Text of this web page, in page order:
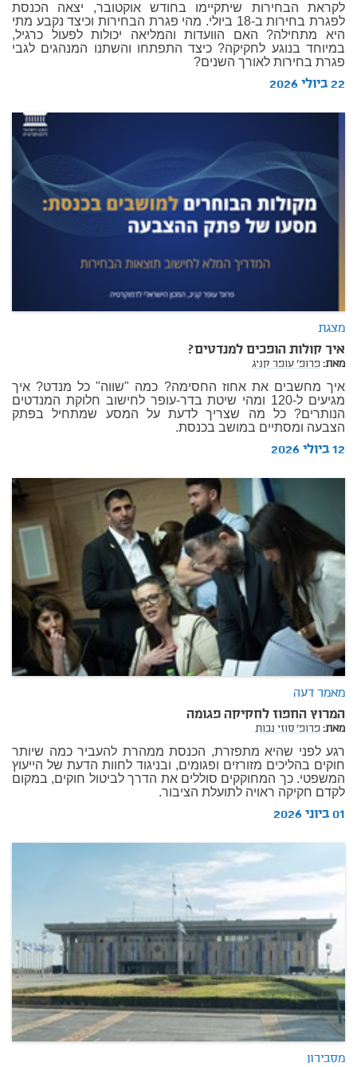
לקראת הבחירות שיתקיימו בחודש אוקטובר, יצאה הכנסת
לפגרת בחירות ב-18 ביולי. מהי פגרת הבחירות וכיצד נקבע מתי
היא מתחילה? האם הוועדות והמליאה יכולות לפעול כרגיל,
במיוחד בנוגע לחקיקה? כיצד התפתחו והשתנו המנהגים לגבי
פגרת בחירות לאורך השנים?
22 ביולי 2026
מצגת
איך קולות הופכים למנדטים?
מאת:פרופ' עופר קניג
איך מחשבים את אחוז החסימה? כמה "שווה" כל מנדט? איך
מגיעים ל-120 ומהי שיטת בדר-עופר לחישוב חלוקת המנדטים
הנותרים? כל מה שצריך לדעת על המסע שמתחיל בפתק
הצבעה ומסתיים במושב בכנסת.
12 ביולי 2026
מאמר דעה
המרוץ החפוז לחקיקה פגומה
מאת:פרופ' סוזי נבות
רגע לפני שהיא מתפזרת, הכנסת ממהרת להעביר כמה שיותר
חוקים בהליכים מזורזים ופגומים, ובניגוד לחוות הדעת של הייעוץ
המשפטי. כך המחוקקים סוללים את הדרך לביטול חוקים, במקום
לקדם חקיקה ראויה לתועלת הציבור.
01 ביוני 2026
מסבירון